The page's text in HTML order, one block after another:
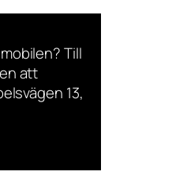
Till
att
13,